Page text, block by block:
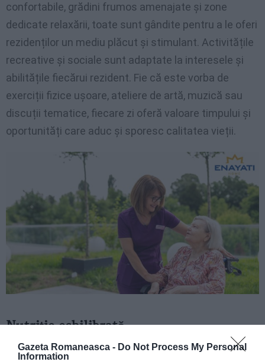
Gazeta Romaneasca - Do Not Process My Personal
Information
confortabile, grădini frumos amenajate și zone
dedicate relaxării, toate sunt gândite pentru a le oferi
rezidenților un mediu plăcut și stimulant. Activitățile
recreative și sociale sunt adaptate la interesele și
abilitățile fiecărui rezident. Fie că este vorba de
exerciții fizice ușoare, ateliere de artă, muzică sau
discuții tematice, fiecare zi oferă valoare timpului și
oportunități care aduc și sporesc calitatea vieții.
Nutriție echilibrată
Alimentația joacă un rol crucial în menținerea